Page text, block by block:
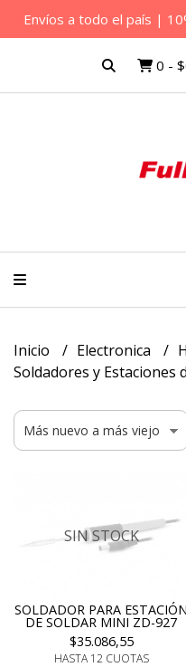
Envíos a todo el país |
0 -
Inicio Electronica
Soldadores y Estaciones
SIN STOCK
SOLDADOR PARA ESTACIÓN
DE SOLDAR MINI ZD-927
$35.086,55
HASTA 12 CUOTAS